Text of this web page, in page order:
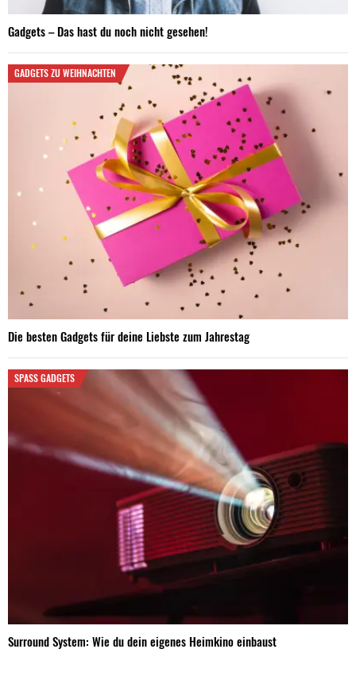
Gadgets – Das hast du noch nicht gesehen!
GADGETS ZU WEIHNACHTEN
Die besten Gadgets für deine Liebste zum Jahrestag
SPASS GADGETS
Surround System: Wie du dein eigenes Heimkino einbaust